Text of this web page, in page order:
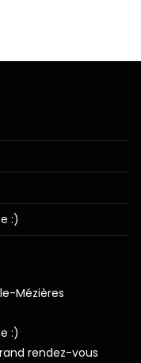
:)
Mézières
:)
rendez-vous